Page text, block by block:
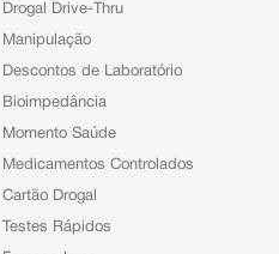
Drogal Drive-Thru
Manipulação
Descontos de Laboratório
Bioimpedância
Momento Saúde
Medicamentos Controlados
Cartão Drogal
Testes Rápidos